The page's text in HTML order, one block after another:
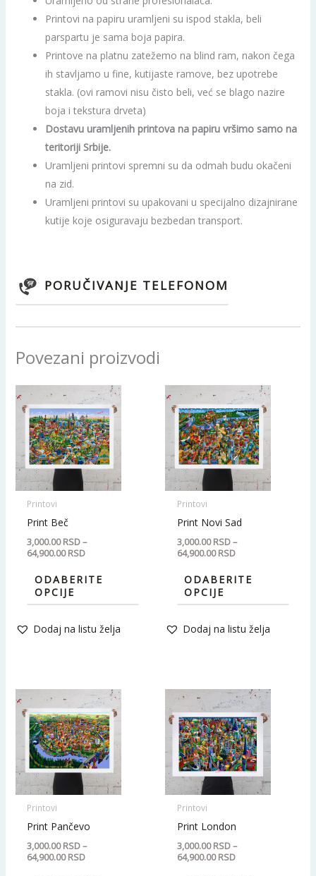
Printovi na papiru uramljeni su ispod stakla, beli
parspartu je sama boja papira.
Printove na platnu zatežemo na blind ram, nakon čega
ih stavljamo u fine, kutijaste ramove, bez upotrebe
stakla. (ovi ramovi nisu čisto beli, već se blago nazire
boja i tekstura drveta)
Dostavu uramljenih printova na papiru vršimo samo na
teritoriji Srbije.
Uramljeni printovi spremni su da odmah budu okačeni
na zid.
Uramljeni printovi su upakovani u specijalno dizajnirane
kutije koje osiguravaju bezbedan transport.
PORUČIVANJE TELEFONOM
Povezani proizvodi
Printovi
Print Beč
3,000.00RSD–
64,900.00RSD
Raspon
cena:
od
3,000.00 RSD
do
64,900.00 RSD
ODABERITE
OPCIJE
proizvod
varijanti.
Opcije
izabrane
proizvoda.
Dodaj na listu želja
Printovi
Print Novi Sad
3,000.00RSD–
64,900.00RSD
Raspon
cena:
od
3,000.00 RSD
do
64,900.00 RSD
ODABERITE
OPCIJE
Dodaj na listu želja
Printovi
Print Pančevo
3,000.00RSD–
64,900.00RSD
Raspon
cena:
od
3,000.00 RSD
do
64,900.00 RSD
proizvod
varijanti.
Opcije
izabrane
Printovi
Print London
3,000.00RSD–
64,900.00RSD
Raspon
cena:
od
3,000.00 RSD
do
64,900.00 RSD